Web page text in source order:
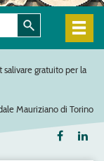
salivare gratuito per la
Mauriziano di Torino